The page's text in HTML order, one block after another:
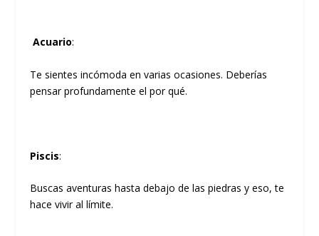
Acuario:
Te sientes incómoda en varias ocasiones. Deberías
pensar profundamente el por qué.
Piscis:
Buscas aventuras hasta debajo de las piedras y eso, te
hace vivir al límite.